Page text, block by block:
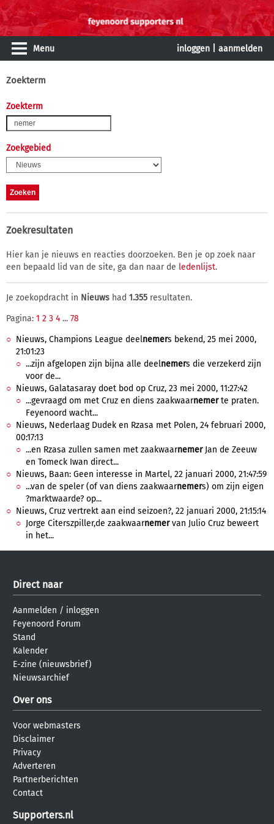
Menu inloggen aanmelden
Zoekterm
Zoekterm
Zoekgebied
Zoekresultaten
Hier kan je nieuws en reacties doorzoeken. Ben je op zoek naar
een bepaald lid van de site, ga dan naar de ledenlijst.
Je zoekopdracht in Nieuws had 1.355 resultaten.
Pagina: 1 2 3 4 ... 78
Nieuws, Champions League deelnemers bekend, 25 mei 2000,
21:01:23
...zijn afgelopen zijn bijna alle deelnemers die verzekerd zijn
voor de...
Nieuws, Galatasaray doet bod op Cruz, 23 mei 2000, 11:27:42
...gevraagd om met Cruz en diens zaakwaarnemerte praten.
Feyenoord wacht...
Nieuws, Nederlaag Dudek en Rzasa met Polen, 24 februari 2000,
00:17:13
...en Rzasa zullen samen met zaakwaarnemerJan de Zeeuw
en Tomeck Iwan direct...
Nieuws, Baan: Geen interesse in Martel, 22 januari 2000, 21:47:59
...van de speler (of van diens zaakwaarnemers) om zijn eigen
?marktwaarde? op...
Nieuws, Cruz vertrekt aan eind seizoen?, 22 januari 2000, 21:15:14
Jorge Citerszpiller,de zaakwaarnemervan Julio Cruz beweert
in het...
Direct naar
Aanmelden / inloggen
Feyenoord Forum
Stand
Kalender
E-zine (nieuwsbrief)
Nieuwsarchief
Over ons
Voor webmasters
Disclaimer
Privacy
Adverteren
Partnerberichten
Contact
Supporters.nl